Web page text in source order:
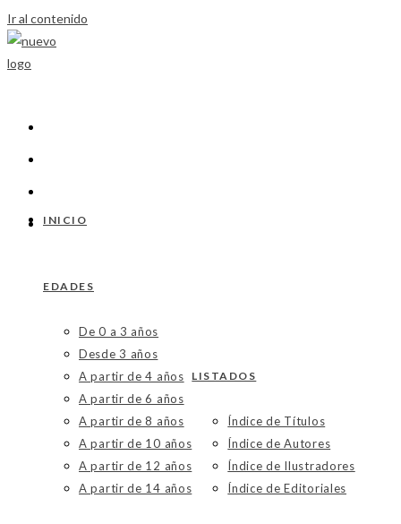
Ir al contenido
INICIO
EDADES
De 0 a 3 años
Desde 3 años
A partir de 4 años
A partir de 6 años
A partir de 8 años
A partir de 10 años
A partir de 12 años
A partir de 14 años
LISTADOS
Índice de Títulos
Índice de Autores
Índice de Ilustradores
Índice de Editoriales